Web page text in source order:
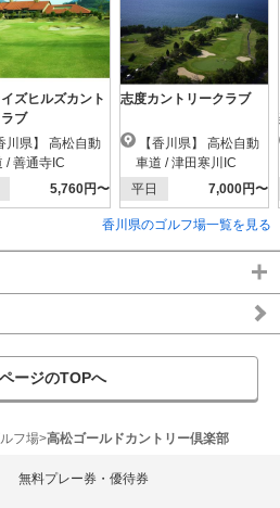
ズヒルズカント
ブ
/ 善通寺IC
5,760円〜
志度カントリークラブ
車道 / 津田寒川IC
平日
7,000円〜
香川県のゴルフ場一覧を見る
ージのTOPへ
フ場 高松ゴールドカントリー倶楽部
無料プレー券・優待券